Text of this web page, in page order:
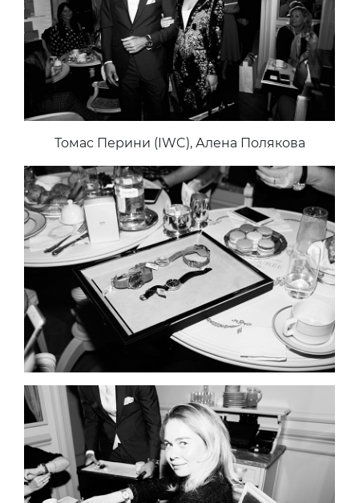
Томас Перини (IWC), Алена Полякова